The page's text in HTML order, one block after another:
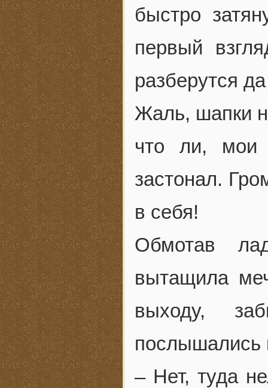
быстро
первый
разберутся
Жаль, шапки
что ли, мои
застонал.
в себя!
Обмотав
вытащила
выходу,
послышались
– Нет, туда